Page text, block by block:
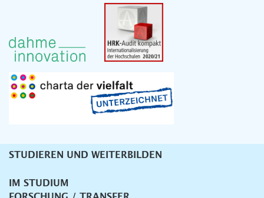
Unternavigation
STUDIEREN UND WEITERBILDEN
IM STUDIUM